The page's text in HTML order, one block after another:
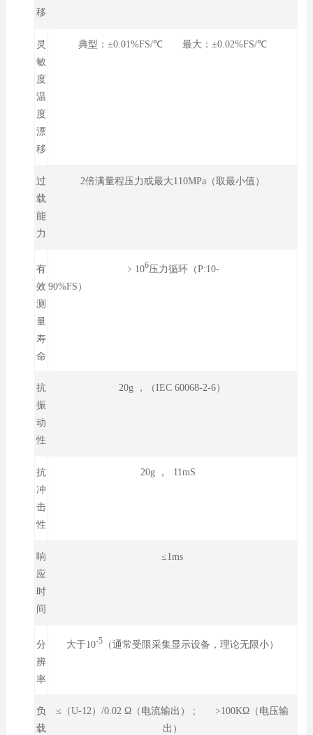
移
灵
敏
度
温
度
漂
移
典型：±0.01%FS/℃ 最大：±0.02%FS/℃
过
载
能
力
2倍满量程压力或最大110MPa（取最小值）
有
效
测
量
寿
命
﹥106压力循环（P:10-
90%FS）
抗
振
动
性
20g ，（IEC 60068-2-6）
抗
冲
击
性
20g ， 11mS
响
应
时
间
≤1ms
分
辨
率
大于10-5（通常受限采集显示设备，理论无限小）
负
载
≤（U-12）/0.02 Ω（电流输出） ; >100KΩ（电压输
出）